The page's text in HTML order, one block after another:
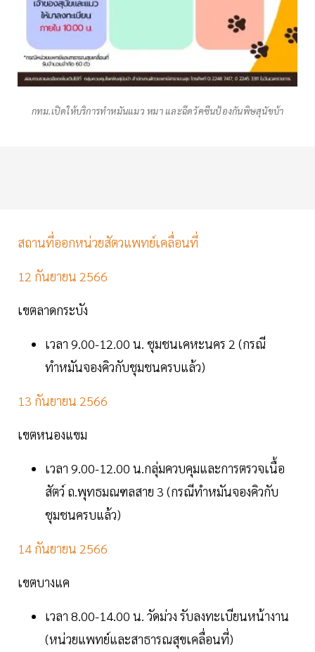
กทม.เปิดให้บริการทำหมันแมว หมา และฉีดวัคซีนป้องกันพิษสุนัขบ้า
สถานที่ออกหน่วยสัตวแพทย์เคลื่อนที่
12 กันยายน 2566
เขตลาดกระบัง
เวลา 9.00-12.00 น. ชุมชนเคหะนคร 2 (กรณี
ทำหมันจองคิวกับชุมชนครบแล้ว)
13 กันยายน 2566
เขตหนองแขม
เวลา 9.00-12.00 น.กลุ่มควบคุมและการตรวจเนื้อ
สัตว์ ถ.พุทธมณฑลสาย 3 (กรณีทำหมันจองคิวกับ
ชุมชนครบแล้ว)
14 กันยายน 2566
เขตบางแค
เวลา 8.00-14.00 น. วัดม่วง รับลงทะเบียนหน้างาน
(หน่วยแพทย์และสาธารณสุขเคลื่อนที่)